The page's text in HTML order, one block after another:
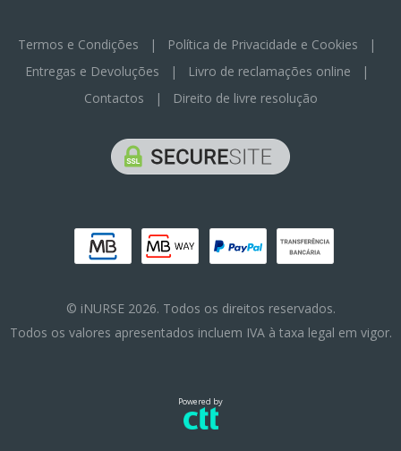
Termos e Condições | Política de Privacidade e Cookies |
Entregas e Devoluções | Livro de reclamações online |
Contactos | Direito de livre resolução
© iNURSE 2026. Todos os direitos reservados.
Todos os valores apresentados incluem IVA à taxa legal em vigor.
Powered by